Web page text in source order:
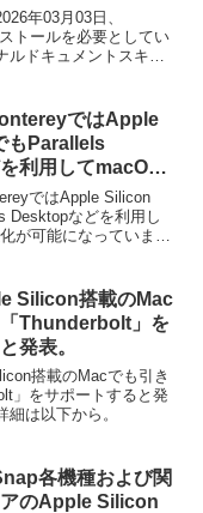
」をリリー
年03月03日、
トールを必要としてい
ルドキュメントスキャ
、Apple Silicon Macで
るようにしたと発表し
ではApple
もParallels
利用してmacOS
に。
ではApple Silicon
Desktopなどを利用し
が可能になっていま
Silicon搭載のMac
Thunderbolt」を
発表。
搭載のMacでも引き
」をサポートすると発
は以下から。
各機種および関
のApple Silicon